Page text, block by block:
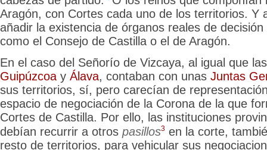
Aragón, con Cortes cada uno de los territorios. Y
añadir la existencia de órganos reales de
como el Consejo de Castilla o el de Aragón.
En el caso del Señorío de Vizcaya, al igual que
Guipúzcoa y Álava, contaban con unas Juntas
sus territorios, sí, pero carecían de
espacio de negociación de la Corona de la que
Cortes de Castilla. Por ello, las instituciones
debían recurrir a otros pasillos3 en la corte,
resto de territorios, para vehicular sus